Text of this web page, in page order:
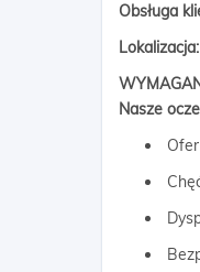
Obsługa
Nasze